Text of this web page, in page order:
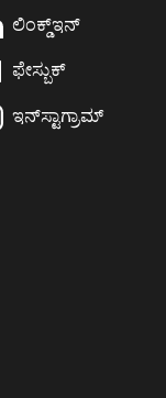
ಲಿಂಕ್ಡ್‌ಇನ್
ಫೇಸ್ಬುಕ್
ಇನ್‌ಸ್ಟಾಗ್ರಾಮ್